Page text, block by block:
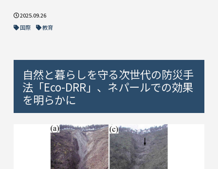
2025.09.26
国際
教育
自然と暮らしを守る次世代の防災手
法「Eco-DRR」、ネパールでの効果
を明らかに